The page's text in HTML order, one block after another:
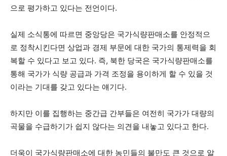
으로 평가하고 있다는 전언이다.
실제 소식통에 따르면 중앙당은 국가식량판매소를 안정적으
로 정착시킨다면 상업과 경제 부문에 대한 국가의 통제력을 회
복할 수 있다고 보고 있다. 즉, 북한 당국은 국가식량판매소를
통해 국가가 식량 공급과 가격 조정을 용이하게 할 수 있을 것
이라는 기대를 갖고 있다는 얘기다.
하지만 이를 집행하는 중간급 간부들은 여전히 국가가 대량의
곡물을 수급하기가 쉽지 않다는 의견을 내놓고 있다고 한다.
더욱이 국가식량판매소에 대한 농민들의 불만도 큰 것으로 알